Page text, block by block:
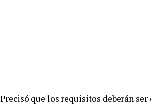
Precisó que los requisitos deberán